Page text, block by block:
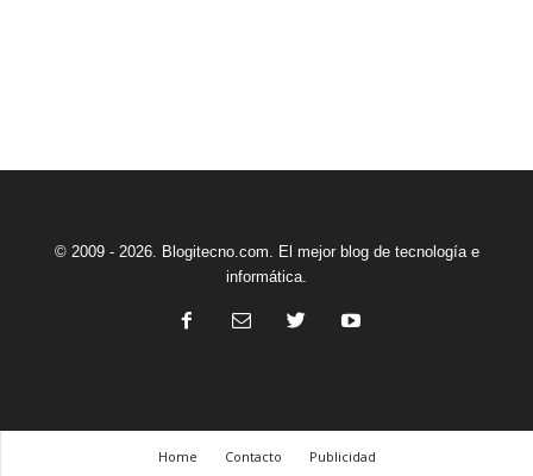
© 2009 - 2026. Blogitecno.com. El mejor blog de tecnología e
informática.
Home Contacto Publicidad